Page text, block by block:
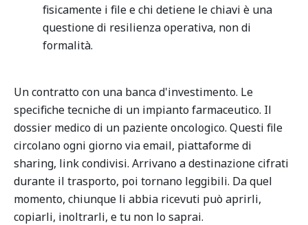
fisicamente i file e chi detiene le chiavi è una
questione di resilienza operativa, non di
formalità.
Un contratto con una banca d'investimento. Le
specifiche tecniche di un impianto farmaceutico. Il
dossier medico di un paziente oncologico. Questi file
circolano ogni giorno via email, piattaforme di
sharing, link condivisi. Arrivano a destinazione cifrati
durante il trasporto, poi tornano leggibili. Da quel
momento, chiunque li abbia ricevuti può aprirli,
copiarli, inoltrarli, e tu non lo saprai.